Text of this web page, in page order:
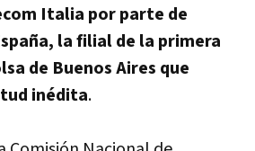
Italia por parte de
la filial de la primera
de Buenos Aires que
inédita.